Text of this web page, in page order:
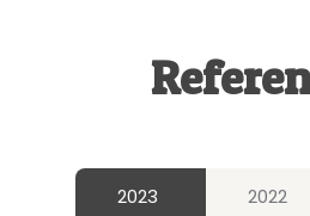
2023 2022